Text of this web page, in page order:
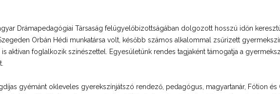
Drámapedagógiai Társaság felügyelőbizottságában dolgozott hosszú időn
Orbán Hédi munkatársa volt, később számos alkalommal zsűrizett
aktívan foglalkozik színészettel. Egyesületünk rendes tagjaként támogatja a
gyémánt okleveles gyerekszínjátszó rendező, pedagógus, magyartanár, Fótion és